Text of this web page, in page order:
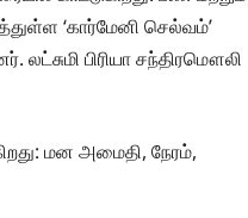
‘கார்மேனி செல்வம்’
பிரியா சந்திரமௌலி
மன அமைதி, நேரம்,